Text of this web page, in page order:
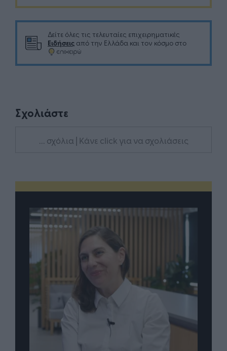
Δείτε όλες τις τελευταίες επιχειρηματικές
Ειδήσεις από την Ελλάδα και τον κόσμο στο
Σχολιάστε
... σχόλια | Κάνε click για να σχολιάσεις